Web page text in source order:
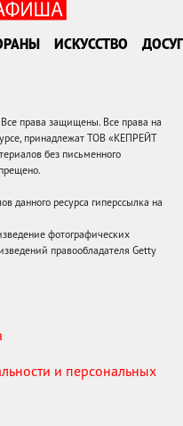
ИСКУССТВО ДОСУГ
права защищены. Все права на
принадлежат ТОВ «КЕПРЕЙТ
без письменного
данного ресурса гиперссылка на
фотографических
правообладателя Getty
и персональных